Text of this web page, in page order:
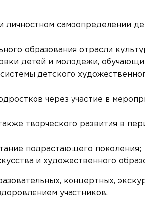
личностном самоопределении
образования отрасли
детей и молодежи,
детского
через участие в
творческого развития в
подрастающего поколения;
и художественного
концертных,
участников.